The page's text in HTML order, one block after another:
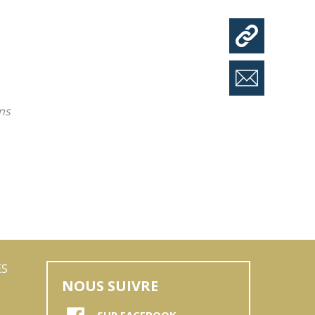
NOUS SUIVRE